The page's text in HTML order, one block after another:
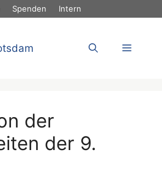
Spenden Intern
Menü
der
der 9.